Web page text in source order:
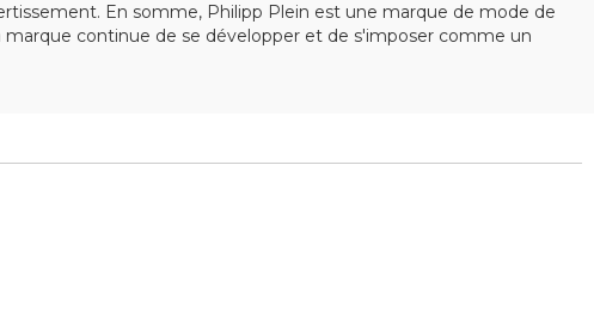
En somme, Philipp Plein est une marque de mode de
continue de se développer et de s'imposer comme un